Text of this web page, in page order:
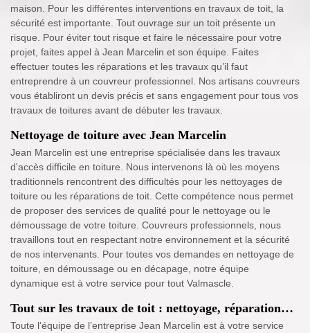
maison. Pour les différentes interventions en travaux de toit, la
sécurité est importante. Tout ouvrage sur un toit présente un
risque. Pour éviter tout risque et faire le nécessaire pour votre
projet, faites appel à Jean Marcelin et son équipe. Faites
effectuer toutes les réparations et les travaux qu’il faut
entreprendre à un couvreur professionnel. Nos artisans couvreurs
vous établiront un devis précis et sans engagement pour tous vos
travaux de toitures avant de débuter les travaux.
Nettoyage de toiture avec Jean Marcelin
Jean Marcelin est une entreprise spécialisée dans les travaux
d'accès difficile en toiture. Nous intervenons là où les moyens
traditionnels rencontrent des difficultés pour les nettoyages de
toiture ou les réparations de toit. Cette compétence nous permet
de proposer des services de qualité pour le nettoyage ou le
démoussage de votre toiture. Couvreurs professionnels, nous
travaillons tout en respectant notre environnement et la sécurité
de nos intervenants. Pour toutes vos demandes en nettoyage de
toiture, en démoussage ou en décapage, notre équipe
dynamique est à votre service pour tout Valmascle.
Tout sur les travaux de toit : nettoyage, réparation…
Toute l’équipe de l’entreprise Jean Marcelin est à votre service